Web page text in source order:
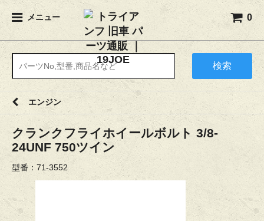
メニュー 0
検索
エンジン
クランクフライホイールボルト 3/8-
24UNF 750ツイン
型番：71-3552